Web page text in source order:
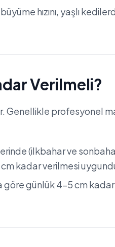
hızını, yaşlı
Verilmeli?
Genellikle profesyonel
(ilkbahar ve
kadar verilmesi
günlük 4-5 cm kadar